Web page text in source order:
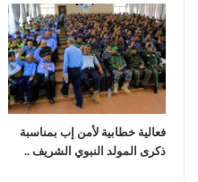
فعالية خطابية لأمن إب بمناسبة
ذكرى المولد النبوي الشريف ..